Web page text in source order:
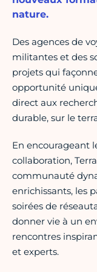
nature.
Des agences de
militantes et des
projets qui
opportunité
direct aux
durable, sur le
En encourageant
collaboration,
communauté
enrichissants, les
soirées de
donner vie à un
rencontres
et experts.